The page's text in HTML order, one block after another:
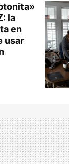
la
en
usar